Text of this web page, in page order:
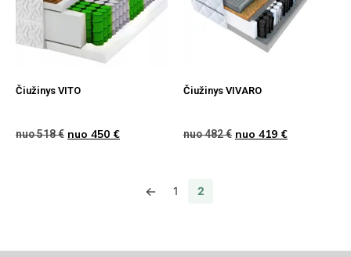
Čiužinys VITO
nuo518€ nuo 450 €
Čiužinys VIVARO
nuo482€ nuo 419 €
← 1 2